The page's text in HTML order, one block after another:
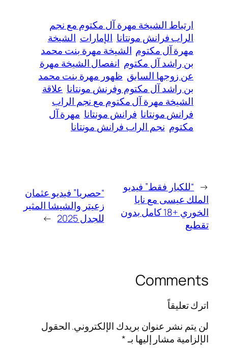
ارتباط الشيخة مهرة آل مكتوم مع نجم
الراب فرانش مونتانا الإمارات الشيخة
مهرة آل مكتوم الشيخة مهرة بنت محمد
بن راشد آل مكتوم انفصال الشيخة مهرة
عن زوجها السابق ظهور مهرة بنت محمد
بن راشد آل مكتوم وفرنش مونتانا علاقة
الشيخة مهرة آل مكتوم مع نجم الراب
فرانش مونتانا فرانش مونتانا مهرة آل
مكتوم نجم الراب فرانش مونتانا
← “للكبار فقط” فيديو
الملك عيسى مع نايا
الخوري +18 كامل بدون
تقطيع
“حصريا” فيديو عثمان
زعيتر والشيشا المثير
للجدل 2025
→
Comments
اترك تعليقاً
لن يتم نشر عنوان بريدك الإلكتروني.الحقول
الإلزامية مشار إليها بـ*